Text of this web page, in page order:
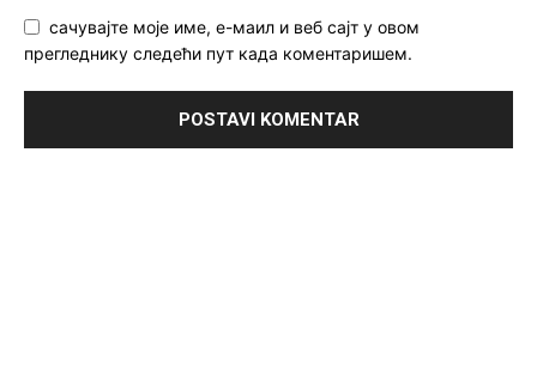
сачувајте моје име, е-маил и веб сајт у овом
прегледнику следећи пут када коментаришем.